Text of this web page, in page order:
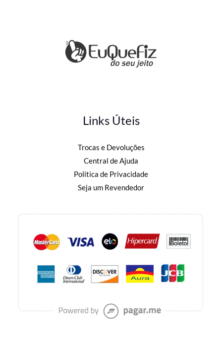
Links Úteis
Trocas e Devoluções
Central de Ajuda
Politica de Privacidade
Seja um Revendedor